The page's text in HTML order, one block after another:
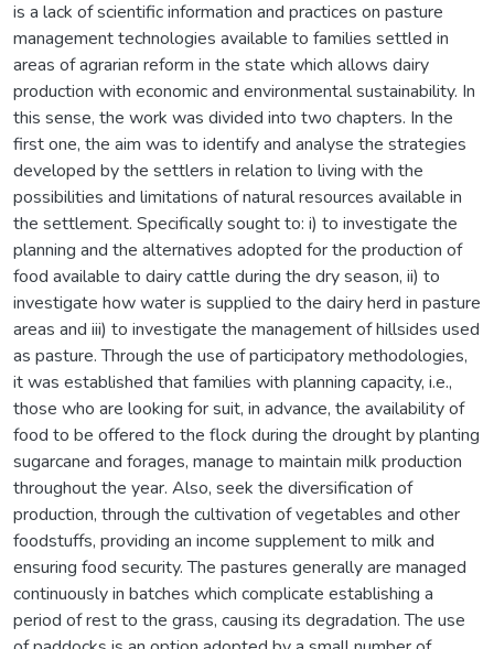
is a lack of scientific information and practices on pasture
management technologies available to families settled in
areas of agrarian reform in the state which allows dairy
production with economic and environmental sustainability. In
this sense, the work was divided into two chapters. In the
first one, the aim was to identify and analyse the strategies
developed by the settlers in relation to living with the
possibilities and limitations of natural resources available in
the settlement. Specifically sought to: i) to investigate the
planning and the alternatives adopted for the production of
food available to dairy cattle during the dry season, ii) to
investigate how water is supplied to the dairy herd in pasture
areas and iii) to investigate the management of hillsides used
as pasture. Through the use of participatory methodologies,
it was established that families with planning capacity, i.e.,
those who are looking for suit, in advance, the availability of
food to be offered to the flock during the drought by planting
sugarcane and forages, manage to maintain milk production
throughout the year. Also, seek the diversification of
production, through the cultivation of vegetables and other
foodstuffs, providing an income supplement to milk and
ensuring food security. The pastures generally are managed
continuously in batches which complicate establishing a
period of rest to the grass, causing its degradation. The use